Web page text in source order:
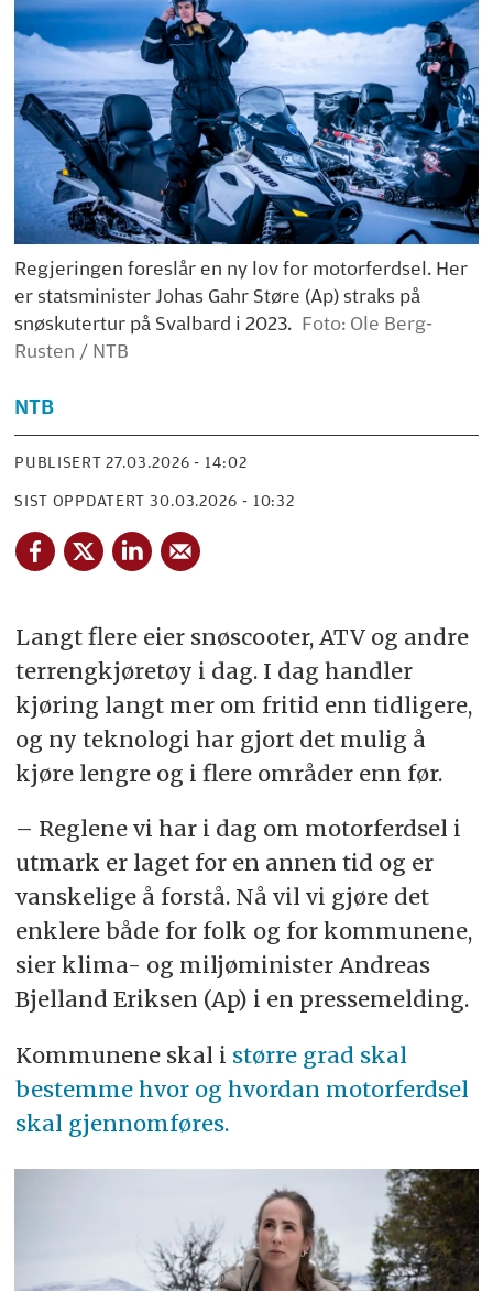
Regjeringen foreslår en ny lov for motorferdsel. Her
er statsminister Johas Gahr Støre (Ap) straks på
snøskutertur på Svalbard i 2023. Foto: Ole Berg-
Rusten / NTB
NTB
PUBLISERT 27.03.2026 - 14:02
SIST OPPDATERT 30.03.2026 - 10:32
Langt flere eier snøscooter, ATV og andre
terrengkjøretøy i dag. I dag handler
kjøring langt mer om fritid enn tidligere,
og ny teknologi har gjort det mulig å
kjøre lengre og i flere områder enn før.
– Reglene vi har i dag om motorferdsel i
utmark er laget for en annen tid og er
vanskelige å forstå. Nå vil vi gjøre det
enklere både for folk og for kommunene,
sier klima- og miljøminister Andreas
Bjelland Eriksen (Ap) i en pressemelding.
Kommunene skal i større grad skal
bestemme hvor og hvordan motorferdsel
skal gjennomføres.